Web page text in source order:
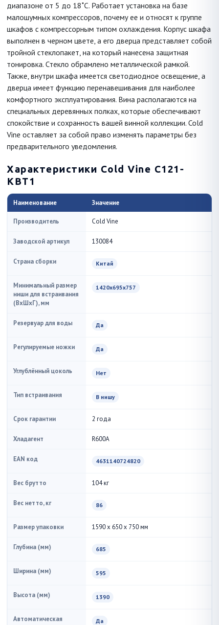
диапазоне от 5 до 18˚С. Работает установка на базе
малошумных компрессоров, почему ее и относят к группе
шкафов с компрессорным типом охлаждения. Корпус шкафа
выполнен в черном цвете, а его дверца представляет собой
тройной стеклопакет, на который нанесена защитная
тонировка. Стекло обрамлено металлической рамкой.
Также, внутри шкафа имеется светодиодное освещение, а
дверца имеет функцию перенавешивания для наиболее
комфортного эксплуатирования. Вина располагаются на
специальных деревянных полках, которые обеспечивают
спокойствие и сохранность вашей винной коллекции. Cold
Vine оставляет за собой право изменять параметры без
предварительного уведомления.
Характеристики Cold Vine C121-
KBT1
Наименование Значение
Производитель Cold Vine
Заводской артикул 130084
Страна сборки Китай
Минимальный размер
ниши для встраивания
(ВxШxГ), мм
1420x695x757
Резервуар для воды Да
Регулируемые ножки Да
Углублённый цоколь Нет
Тип встраивания В нишу
Срок гарантии 2 года
Хладагент R600A
EAN код 4631140724820
Вес брутто 104 кг
Вес нетто, кг 86
Размер упаковки 1590 x 650 x 750 мм
Глубина (мм) 685
Ширина (мм) 595
Высота (мм) 1390
Автоматическая
Да